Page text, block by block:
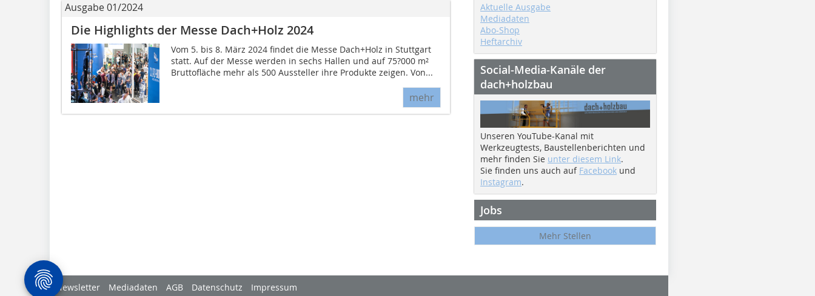
Ausgabe 01/2024
Die Highlights der Messe Dach+Holz 2024
Vom 5. bis 8. März 2024 findet die Messe Dach+Holz in Stuttgart
statt. Auf der Messe werden in sechs Hallen und auf 75?000 m²
Bruttofläche mehr als 500 Aussteller ihre Produkte zeigen. Von...
mehr
Aktuelle Ausgabe
Mediadaten
Abo-Shop
Heftarchiv
Social-Media-Kanäle der
dach+holzbau
Unseren YouTube-Kanal mit
Werkzeugtests, Baustellenberichten und
mehr finden Sie unter diesem Link.
Sie finden uns auch auf Facebook und
Instagram.
Jobs
Mehr Stellen
Newsletter Mediadaten AGB Datenschutz Impressum